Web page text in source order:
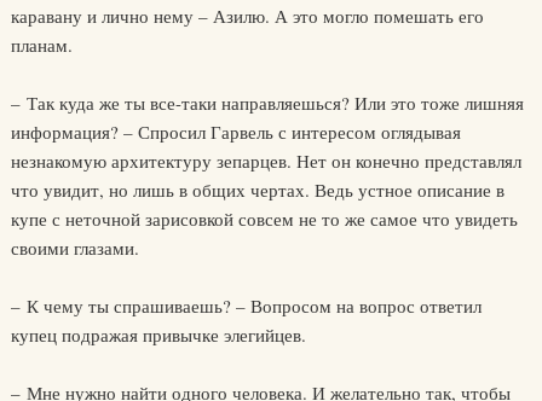
каравану и лично нему – Азилю. А это могло помешать его
планам.
– Так куда же ты все-таки направляешься? Или это тоже лишняя
информация? – Спросил Гарвель с интересом оглядывая
незнакомую архитектуру зепарцев. Нет он конечно представлял
что увидит, но лишь в общих чертах. Ведь устное описание в
купе с неточной зарисовкой совсем не то же самое что увидеть
своими глазами.
– К чему ты спрашиваешь? – Вопросом на вопрос ответил
купец подражая привычке элегийцев.
– Мне нужно найти одного человека. И желательно так, чтобы